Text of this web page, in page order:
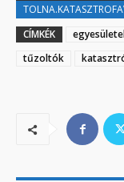
CÍMKÉK
tűzoltók